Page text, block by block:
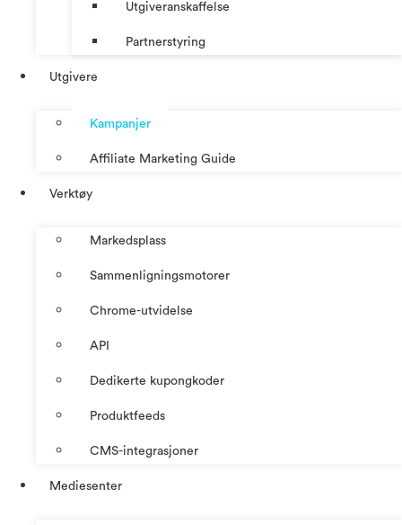
Utgiveranskaffelse
Partnerstyring
Utgivere
Kampanjer
Affiliate Marketing Guide
Verktøy
Markedsplass
Sammenligningsmotorer
Chrome-utvidelse
API
Dedikerte kupongkoder
Produktfeeds
CMS-integrasjoner
Mediesenter